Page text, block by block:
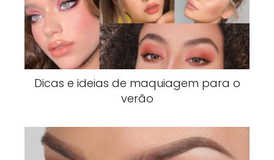
Dicas e ideias de maquiagem para o
verão